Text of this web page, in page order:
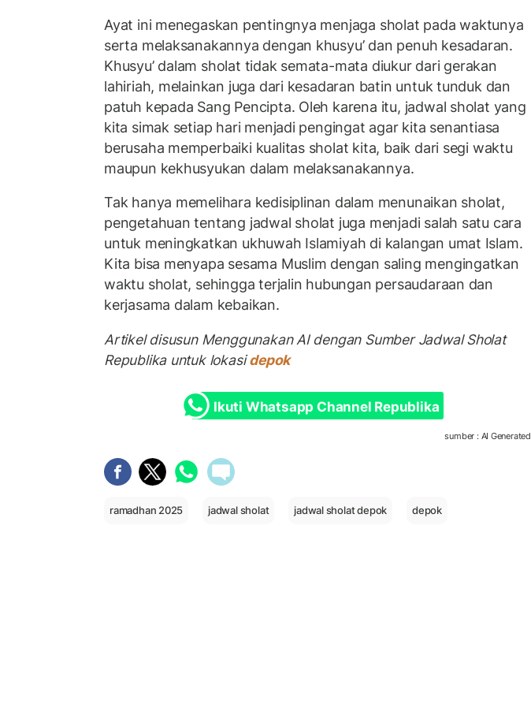
Ayat ini menegaskan pentingnya menjaga sholat pada waktunya
serta melaksanakannya dengan khusyu’ dan penuh kesadaran.
Khusyu’ dalam sholat tidak semata-mata diukur dari gerakan
lahiriah, melainkan juga dari kesadaran batin untuk tunduk dan
patuh kepada Sang Pencipta. Oleh karena itu, jadwal sholat yang
kita simak setiap hari menjadi pengingat agar kita senantiasa
berusaha memperbaiki kualitas sholat kita, baik dari segi waktu
maupun kekhusyukan dalam melaksanakannya.
Tak hanya memelihara kedisiplinan dalam menunaikan sholat,
pengetahuan tentang jadwal sholat juga menjadi salah satu cara
untuk meningkatkan ukhuwah Islamiyah di kalangan umat Islam.
Kita bisa menyapa sesama Muslim dengan saling mengingatkan
waktu sholat, sehingga terjalin hubungan persaudaraan dan
kerjasama dalam kebaikan.
Artikel disusun Menggunakan AI dengan Sumber Jadwal Sholat
Republika untuk lokasidepok
Ikuti Whatsapp Channel Republika
sumber : AI Generated
ramadhan 2025 jadwal sholat jadwal sholat depok depok